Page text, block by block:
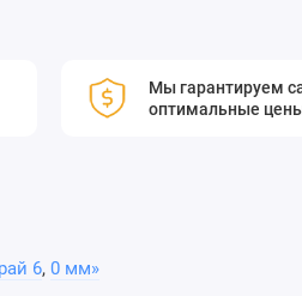
Мы гарантируем
оптимальные
6, 0 мм»